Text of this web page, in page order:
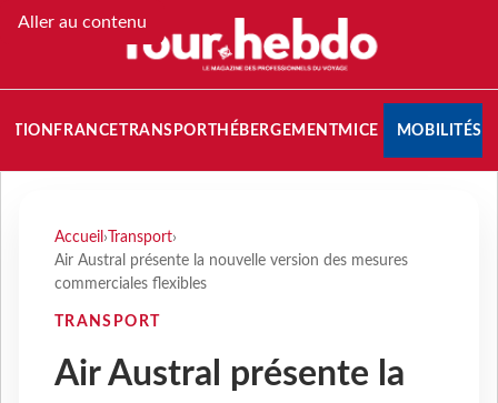
Aller au contenu
FRANCETRANSPORT HÉBERGEMENTMICE MOBILITÉS
Accueil › Transport›
Air Austral présente la nouvelle version des mesures
commerciales flexibles
TRANSPORT
Air Austral présente la